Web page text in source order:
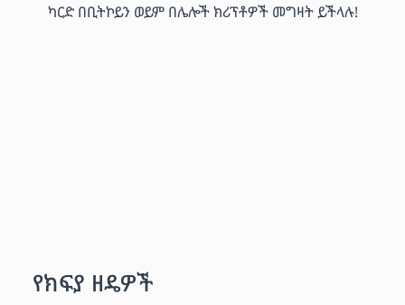
ካርድ በቢትኮይን ወይም በሌሎች ክሪፕቶዎች መግዛት ይችላሉ!
የክፍያ ዘዴዎች